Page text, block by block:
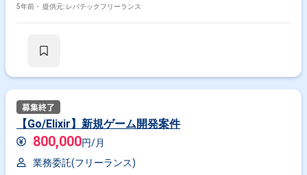
は、スキルや経験および進捗状況により変動いたします。
5年前・ 提供元: レバテックフリーランス
【Go/Elixir】新規ゲーム開発案件
800,000円/月
業務委託(フリーランス)